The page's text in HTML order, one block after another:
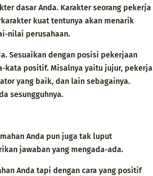
dasar Anda. Karakter seorang pekerja
kuat tentunya akan menarik
nilai perusahaan.
Sesuaikan dengan posisi pekerjaan
kata positif. Misalnya yaitu jujur, pekerja
yang baik, dan lain sebagainya.
sesungguhnya.
Anda pun juga tak luput
jawaban yang mengada-ada.
Anda tapi dengan cara yang positif